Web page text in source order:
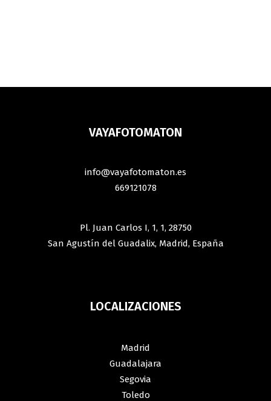
VAYAFOTOMATON
info@vayafotomaton.es
669121078
Pl. Juan Carlos I, 1, 1, 28750
San Agustín del Guadalix, Madrid, España
LOCALIZACIONES
Madrid
Guadalajara
Segovia
Toledo